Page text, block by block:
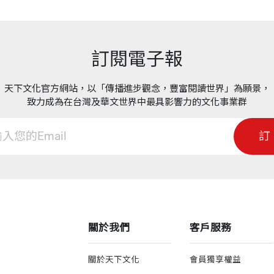
訂閱電子報
天下文化官方網站，以「傳播進步觀念，豐富閱讀世界」為願景，
致力成為在台灣及華文世界中最具影響力的文化事業群
關於我們
關於天下文化
客戶服務
會員獨享權益